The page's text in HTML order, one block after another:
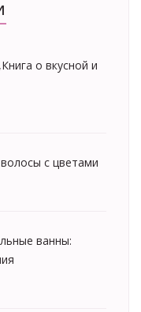
о вкусной и
с цветами
ванны: